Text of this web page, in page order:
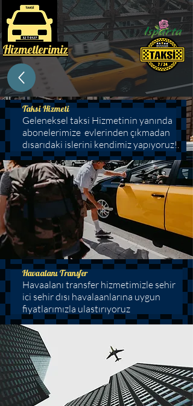
Hizmetlerimiz
Taksi Hizmeti
Geleneksel taksi Hizmetinin yanında
abonelerimize evlerinden çıkmadan
dısarıdaki islerini kendimiz yapıyoruz!.
Havaalanı Transfer
Havaalanı transfer hizmetimizle sehir
ici sehir dısı havalaanlarına uygun
fiyatlarımızla ulastırıyoruz